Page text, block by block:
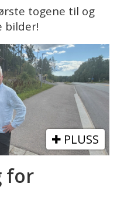
togene til og
bilder!
PLUSS
for